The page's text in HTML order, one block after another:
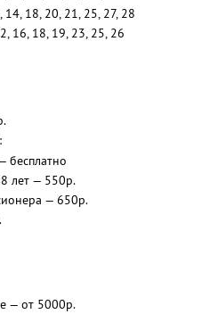
18, 20, 21, 25, 27, 28
16, 18, 19, 23, 25, 26
бесплатно
лет — 550р.
— 650р.
— от 5000р.